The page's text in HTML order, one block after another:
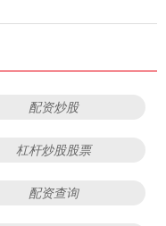
配资炒股
杠杆炒股股票
配资查询